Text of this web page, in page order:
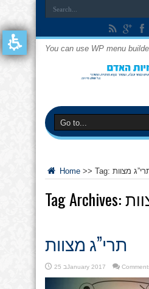
You can use WP menu
Home >> Tag: מצוות
Tag Archives:
תרי”ג מצוות
25 בJanuary 2017